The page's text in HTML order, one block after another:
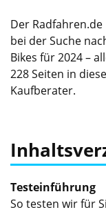
Der
bei der Suche
Bikes für 2024 –
228 Seiten in
Kaufberater.
Testeinführung
So testen wir für